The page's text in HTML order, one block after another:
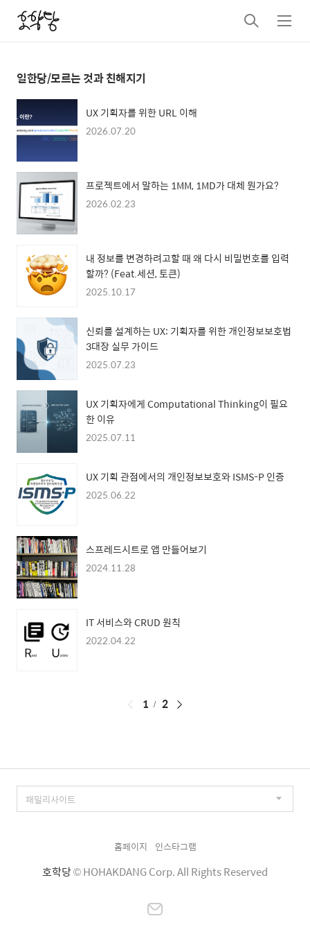
검
색
메
뉴
일한당/모르는 것과 친해지기
UX 기획자를 위한 URL 이해
2026.07.20
프로젝트에서 말하는 1MM, 1MD가 대체 뭔가요?
2026.02.23
내 정보를 변경하려고할 때 왜 다시 비밀번호를 입력
할까? (Feat.세션, 토큰)
2025.10.17
신뢰를 설계하는 UX: 기획자를 위한 개인정보보호법
3대장 실무 가이드
2025.07.23
UX 기획자에게 Computational Thinking이 필요
한 이유
2025.07.11
UX 기획 관점에서의 개인정보보호와 ISMS-P 인증
2025.06.22
스프레드시트로 앱 만들어보기
2024.11.28
IT 서비스와 CRUD 원칙
2022.04.22
페
1 2
홈페이지 인스타그램
호학당© HOHAKDANG Corp. All Rights Reserved